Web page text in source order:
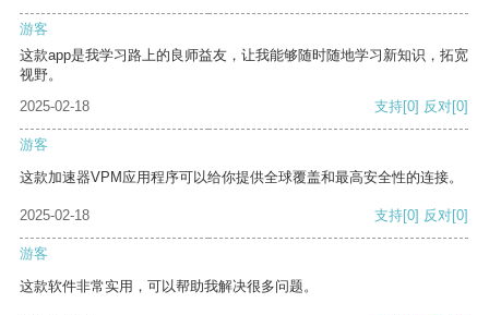
游客
这款app是我学习路上的良师益友，让我能够随时随地学习新知识，拓宽
视野。
2025-02-18
支持[0] 反对[0]
游客
这款加速器VPM应用程序可以给你提供全球覆盖和最高安全性的连接。
2025-02-18 支持[0] 反对[0]
游客
这款软件非常实用，可以帮助我解决很多问题。